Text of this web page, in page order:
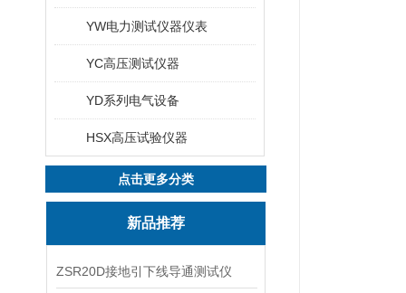
YW电力测试仪器仪表
YC高压测试仪器
YD系列电气设备
HSX高压试验仪器
点击更多分类
新品推荐
ZSR20D接地引下线导通测试仪